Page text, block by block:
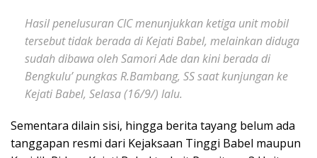
Hasil penelusuran CIC menunjukkan ketiga unit mobil
tersebut tidak berada di Kejati Babel, melainkan diduga
sudah dibawa oleh Samori Ade dan kini berada di
Bengkulu’ pungkas R.Bambang, SS saat kunjungan ke
Kejati Babel, Selasa (16/9/) lalu.
Sementara dilain sisi, hingga berita tayang belum ada
tanggapan resmi dari Kejaksaan Tinggi Babel maupun